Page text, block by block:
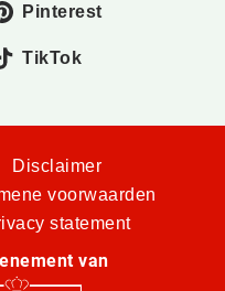
Pinterest
TikTok
Disclaimer
voorwaarden
statement
van